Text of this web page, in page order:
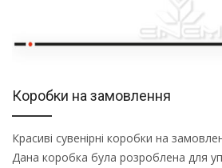
Коробки на замовлення
Красиві сувенірні коробки на
Дана коробка була розроблена для